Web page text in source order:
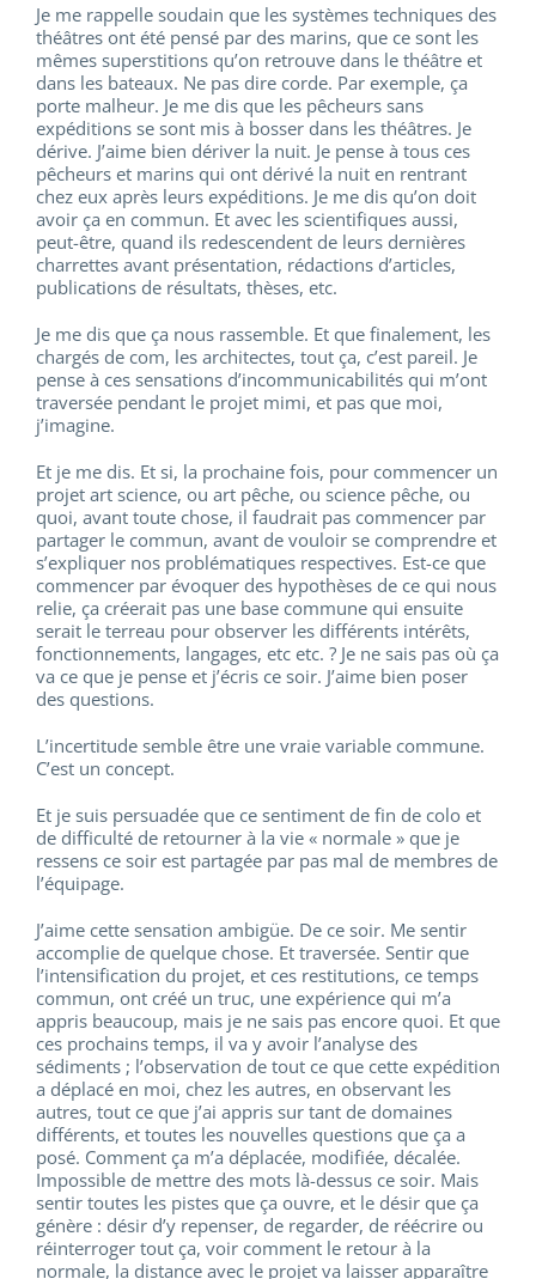
Je me rappelle soudain que les systèmes techniques des
théâtres ont été pensé par des marins, que ce sont les
mêmes superstitions qu’on retrouve dans le théâtre et
dans les bateaux. Ne pas dire corde. Par exemple, ça
porte malheur. Je me dis que les pêcheurs sans
expéditions se sont mis à bosser dans les théâtres. Je
dérive. J’aime bien dériver la nuit. Je pense à tous ces
pêcheurs et marins qui ont dérivé la nuit en rentrant
chez eux après leurs expéditions. Je me dis qu’on doit
avoir ça en commun. Et avec les scientifiques aussi,
peut-être, quand ils redescendent de leurs dernières
charrettes avant présentation, rédactions d’articles,
publications de résultats, thèses, etc.
Je me dis que ça nous rassemble. Et que finalement, les
chargés de com, les architectes, tout ça, c’est pareil. Je
pense à ces sensations d’incommunicabilités qui m’ont
traversée pendant le projet mimi, et pas que moi,
j’imagine.
Et je me dis. Et si, la prochaine fois, pour commencer un
projet art science, ou art pêche, ou science pêche, ou
quoi, avant toute chose, il faudrait pas commencer par
partager le commun, avant de vouloir se comprendre et
s’expliquer nos problématiques respectives. Est-ce que
commencer par évoquer des hypothèses de ce qui nous
relie, ça créerait pas une base commune qui ensuite
serait le terreau pour observer les différents intérêts,
fonctionnements, langages, etc etc. ? Je ne sais pas où ça
va ce que je pense et j’écris ce soir. J’aime bien poser
des questions.
L’incertitude semble être une vraie variable commune.
C’est un concept.
Et je suis persuadée que ce sentiment de fin de colo et
de difficulté de retourner à la vie « normale » que je
ressens ce soir est partagée par pas mal de membres de
l’équipage.
J’aime cette sensation ambigüe. De ce soir. Me sentir
accomplie de quelque chose. Et traversée. Sentir que
l’intensification du projet, et ces restitutions, ce temps
commun, ont créé un truc, une expérience qui m’a
appris beaucoup, mais je ne sais pas encore quoi. Et que
ces prochains temps, il va y avoir l’analyse des
sédiments ; l’observation de tout ce que cette expédition
a déplacé en moi, chez les autres, en observant les
autres, tout ce que j’ai appris sur tant de domaines
différents, et toutes les nouvelles questions que ça a
posé. Comment ça m’a déplacée, modifiée, décalée.
Impossible de mettre des mots là-dessus ce soir. Mais
sentir toutes les pistes que ça ouvre, et le désir que ça
génère : désir d’y repenser, de regarder, de réécrire ou
réinterroger tout ça, voir comment le retour à la
normale, la distance avec le projet va laisser apparaître